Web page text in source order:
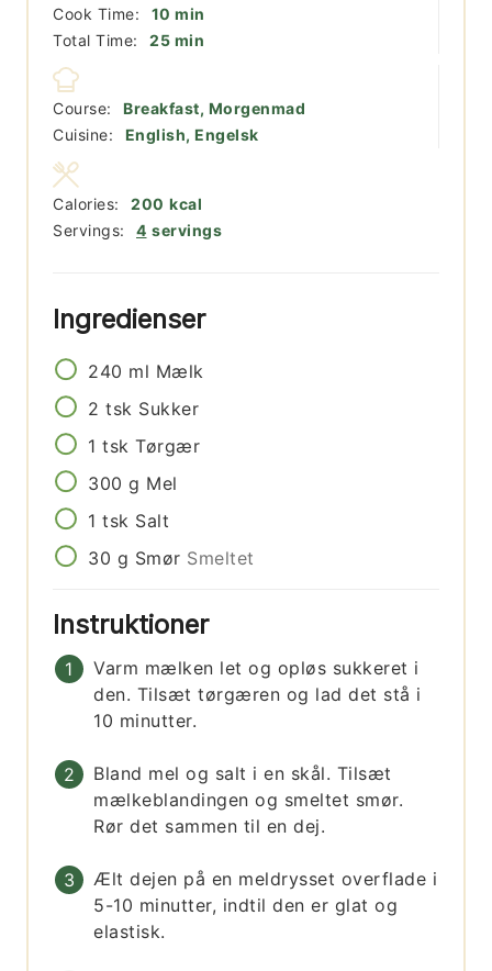
Cook Time:
10 minutter
min
Total Time:
25minutter
min
Course:
Breakfast, Morgenmad
Cuisine:
English, Engelsk
Servings: 4 servings
Calories: 200 kcal
Ingredienser
240 ml Mælk
2 tsk Sukker
1 tsk Tørgær
300 g Mel
1 tsk Salt
30 g Smør Smeltet
Instruktioner
Varm mælken let og opløs sukkeret i
den. Tilsæt tørgæren og lad det stå i
10 minutter.
Bland mel og salt i en skål. Tilsæt
mælkeblandingen og smeltet smør.
Rør det sammen til en dej.
Ælt dejen på en meldrysset overflade i
5-10 minutter, indtil den er glat og
elastisk.